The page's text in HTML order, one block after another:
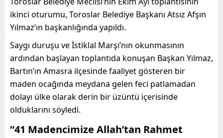
ikinci oturumu, Toroslar Belediye Başkanı Atsız Afşın
Yılmaz’ın başkanlığında yapıldı.
Saygı duruşu ve İstiklal Marşı’nın okunmasının
ardından başlayan toplantıda konuşan Başkan Yılmaz,
Bartın’ın Amasra ilçesinde faaliyet gösteren bir
maden ocağında meydana gelen feci patlamadan
dolayı ülke olarak derin bir üzüntü içerisinde
olduklarını söyledi.
“41 Madencimize Allah’tan Rahmet